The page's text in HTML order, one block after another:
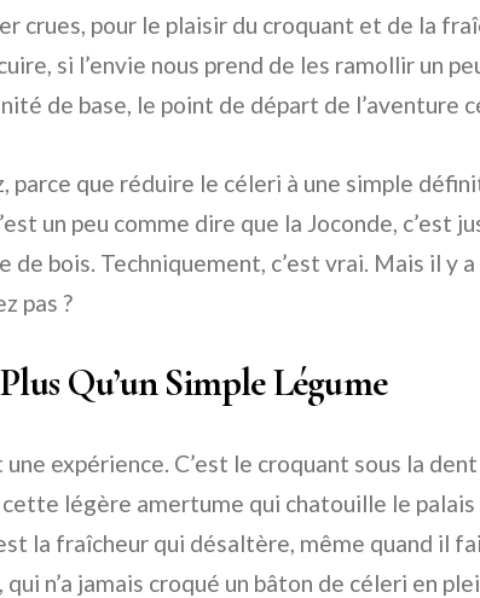
crues, pour le plaisir du croquant et de la
si l’envie nous prend de les ramollir un
de base, le point de départ de l’aventure
parce que réduire le céleri à une simple
un peu comme dire que la Joconde, c’est
de bois. Techniquement, c’est vrai. Mais il y a
pas ?
Qu’un Simple Légume
une expérience. C’est le croquant sous la
cette légère amertume qui chatouille le
la fraîcheur qui désaltère, même quand il
n’a jamais croqué un bâton de céleri en